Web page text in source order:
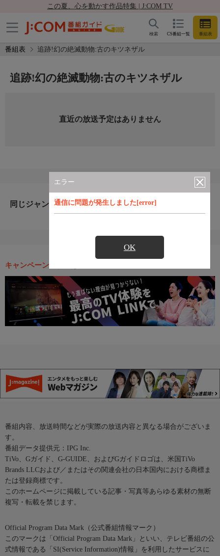
この夏、心を動かす作品特集 | J:COM TV
CS番組一覧 番組表
検索
番組表 追跡!幻の絶滅動物:古のキツネザル
エラー
通信に問題が発生しました[error]
OK
追跡!幻の絶滅動物:古のキツネザル
直近の放送予定はありません
同じジャンルのおすすめ番組
キャンペーン・お得な情報
番組内容、放送時間などが実際の放送内容と異なる場合がございま
す。
番組データ提供元：IPG Inc.
TiVo、Gガイド、G-GUIDE、およびGガイドロゴは、米国TiVo
Brands LLCおよび／またはその関連会社の日本国内における商標ま
たは登録商標です。
このホームページに掲載している記事・写真等あらゆる素材の無断
複写・転載を禁じます。
Official Program Data Mark（公式番組情報マーク）
このマークは「Official Program Data Mark」といい、テレビ番組の公
式情報である「SI(Service Information)情報」を利用したサービスに